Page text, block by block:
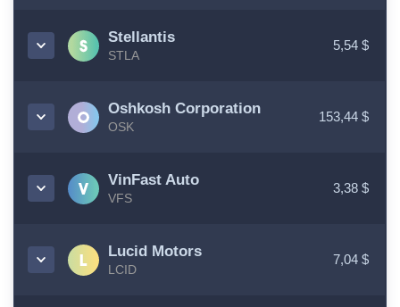
Stellantis
STLA
5,54 $
Oshkosh Corporation
OSK
153,44 $
VinFast Auto
VFS
3,38 $
Lucid Motors
LCID
7,04 $